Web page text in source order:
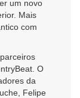
um novo
Mais
com
O
da
Felipe